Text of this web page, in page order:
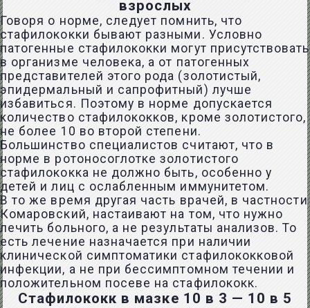
взрослых
Говоря о норме, следует помнить, что
стафилококки бывают разными. Условно
патогенные стафилококки могут присутствовать
в организме человека, а от патогенных
представителей этого рода (золотистый,
эпидермальный и сапрофитный) лучше
избавиться. Поэтому в норме допускается
количество стафилококков, кроме золотистого,
не более 10 во второй степени.
Большинство специалистов считают, что в
норме в ротоносоглотке золотистого
стафилококка не должно быть, особенно у
детей и лиц с ослабленным иммунитетом.
В то же время другая часть врачей, в частности
Комаровский, настаивают на том, что нужно
лечить больного, а не результаты анализов. То
есть лечение назначается при наличии
клинической симптоматики стафилококковой
инфекции, а не при бессимптомном течении и
положительном посеве на стафилококк.
Стафилококк в мазке 10 в 3 — 10 в 5